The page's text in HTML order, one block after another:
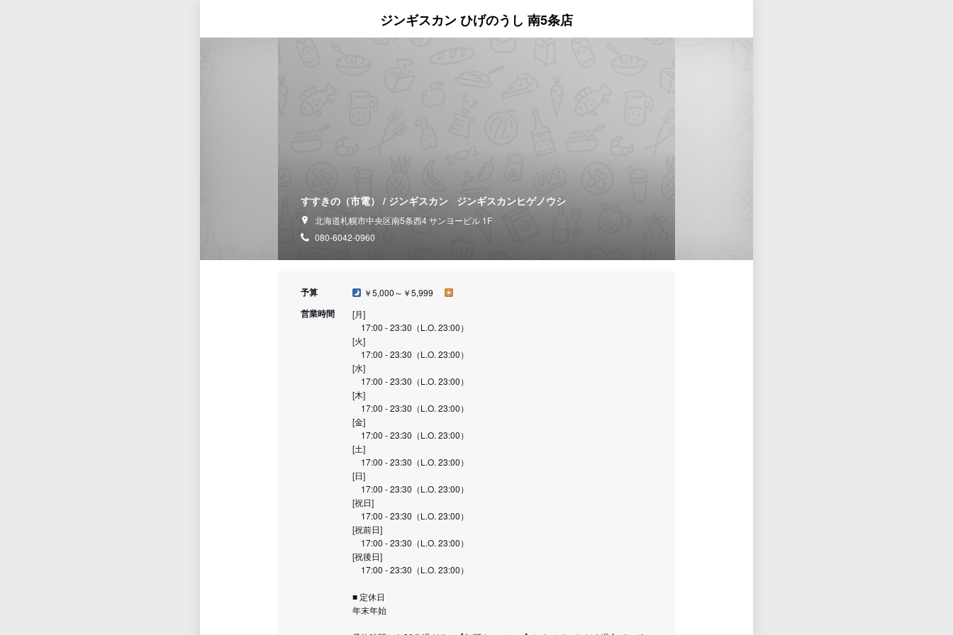
ジンギスカン ひげのうし 南5条店
すすきの（市電） / ジンギスカン ジンギスカンヒゲノウシ
北海道札幌市中央区南5条西4 サンヨービル 1F
080-6042-0960
予算 ￥5,000～￥5,999
営業時間
[月]
17:00 - 23:30（L.O. 23:00）
[火]
17:00 - 23:30（L.O. 23:00）
[水]
17:00 - 23:30（L.O. 23:00）
[木]
17:00 - 23:30（L.O. 23:00）
[金]
17:00 - 23:30（L.O. 23:00）
[土]
17:00 - 23:30（L.O. 23:00）
[日]
17:00 - 23:30（L.O. 23:00）
[祝日]
17:00 - 23:30（L.O. 23:00）
[祝前日]
17:00 - 23:30（L.O. 23:00）
[祝後日]
17:00 - 23:30（L.O. 23:00）
■ 定休日
年末年始